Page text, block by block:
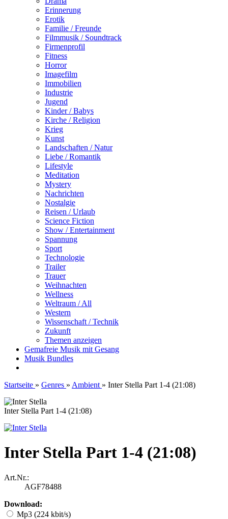
Erinnerung
Erotik
Familie / Freunde
Filmmusik / Soundtrack
Firmenprofil
Fitness
Horror
Imagefilm
Immobilien
Industrie
Jugend
Kinder / Babys
Kirche / Religion
Krieg
Kunst
Landschaften / Natur
Liebe / Romantik
Lifestyle
Meditation
Mystery
Nachrichten
Nostalgie
Reisen / Urlaub
Science Fiction
Show / Entertainment
Spannung
Sport
Technologie
Trailer
Trauer
Weihnachten
Wellness
Weltraum / All
Western
Wissenschaft / Technik
Zukunft
Themen anzeigen
Gemafreie Musik mit Gesang
Musik Bundles
Startseite » Genres » Ambient » Inter Stella Part 1-4 (21:08)
Inter Stella Part 1-4 (21:08)
Inter Stella Part 1-4 (21:08)
Art.Nr.:
AGF78488
Download:
Mp3 (224 kbit/s)